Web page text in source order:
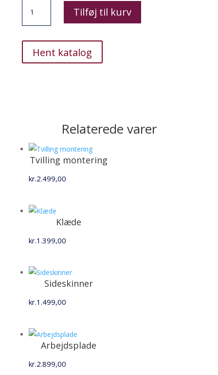
antal
Tilføj til kurv
Hent katalog
Relaterede varer
Tvilling montering
kr.2.499,00
Klæde
kr.1.399,00
Sideskinner
kr.1.499,00
Arbejdsplade
kr.2.899,00